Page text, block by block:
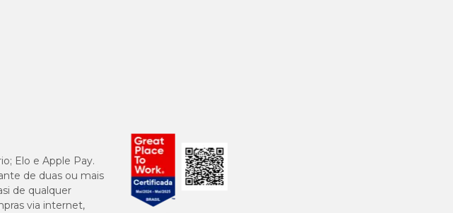
e lactantes. Portanto, para animais nessas
Elo e Apple Pay.
de duas ou mais
de qualquer
via internet,